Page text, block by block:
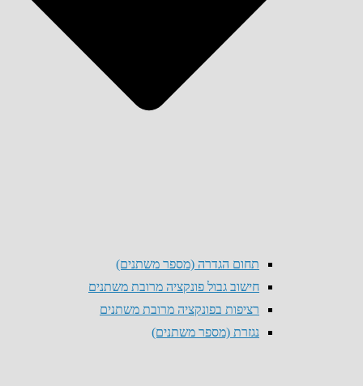
תחום הגדרה (מספר משתנים)
חישוב גבול פונקציה מרובת משתנים
רציפות בפונקציה מרובת משתנים
נגזרת (מספר משתנים)